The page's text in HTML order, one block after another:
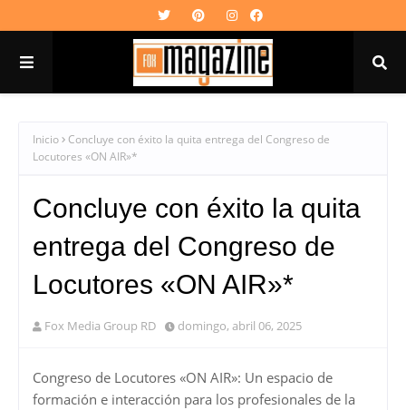
Inicio
Concluye con éxito la quita entrega del Congreso de
Locutores «ON AIR»*
Concluye con éxito la quita
entrega del Congreso de
Locutores «ON AIR»*
Fox Media Group RD domingo, abril 06, 2025
Congreso de Locutores «ON AIR»: Un espacio de
formación e interacción para los profesionales de la